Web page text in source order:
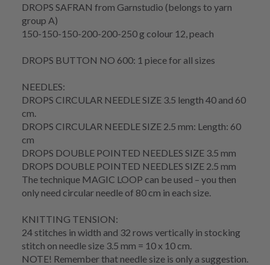
DROPS SAFRAN from Garnstudio (belongs to yarn
group A)
150-150-150-200-200-250 g colour 12, peach
DROPS BUTTON NO 600: 1 piece for all sizes
NEEDLES:
DROPS CIRCULAR NEEDLE SIZE 3.5 length 40 and 60
cm.
DROPS CIRCULAR NEEDLE SIZE 2.5 mm: Length: 60
cm
DROPS DOUBLE POINTED NEEDLES SIZE 3.5 mm
DROPS DOUBLE POINTED NEEDLES SIZE 2.5 mm
The technique MAGIC LOOP can be used – you then
only need circular needle of 80 cm in each size.
KNITTING TENSION:
24 stitches in width and 32 rows vertically in stocking
stitch on needle size 3.5 mm = 10 x 10 cm.
NOTE! Remember that needle size is only a suggestion.